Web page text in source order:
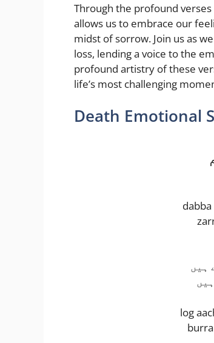
Through the profound
allows us to embrace our
midst of sorrow. Join us as
loss, lending a voice to the
profound artistry of these
life’s most challenging
Death Emotional
ہیں
log